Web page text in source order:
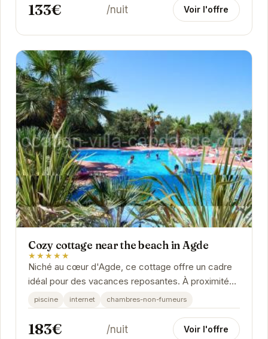
133€ /nuit Voir l'offre
Cozy cottage near the beach in Agde
★★★★★
Niché au cœur d'Agde, ce cottage offre un cadre
idéal pour des vacances reposantes. À proximité
des plages et des attractions locales, il promet...
piscine internet chambres-non-fumeurs
183€ /nuit Voir l'offre